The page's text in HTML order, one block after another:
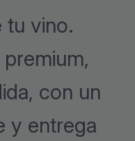
tu vino.
con un
y entrega